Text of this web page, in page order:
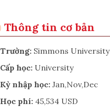
Thông tin cơ bản
Trường: Simmons University
Cấp học: University
Kỳ nhập học: Jan,Nov,Dec
Học phí: 45,534 USD